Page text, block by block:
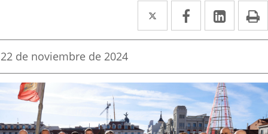
Twitter
Enlace
a
aplicación
externa.
Facebook
Enlace
a
aplicación
externa.
Enlace
a
Fecha
la
noticia
22 de noviembre de 2024